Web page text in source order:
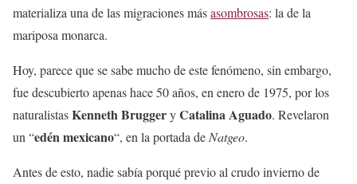
materializa una de las migraciones másasombrosas: la de la
mariposa monarca.
Hoy, parece que se sabe mucho de este fenómeno, sin embargo,
fue descubierto apenas hace 50 años, en enero de 1975, por los
naturalistasKenneth BruggeryCatalina Aguado. Revelaron
un “edén mexicano“, en la portada de Natgeo.
Antes de esto, nadie sabía porqué previo al crudo invierno de